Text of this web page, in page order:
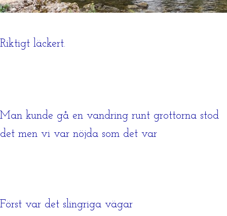
Riktigt läckert.
Man kunde gå en vandring runt grottorna stod
det men vi var nöjda som det var
Först var det slingriga vägar